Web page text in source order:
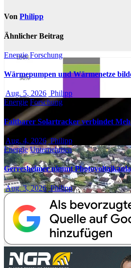
Von Philipp
Ähnlicher Beitrag
Energie Forschung
Wärmepumpen und Wärmenetze
Aug. 5, 2026 Philipp
Energie Forschung
Faltbarer Solartracker verbindet
Aug. 4, 2026 Philipp
Energie Unternehmen
Gerresheimer nimmt
Aug. 3, 2026 Philipp